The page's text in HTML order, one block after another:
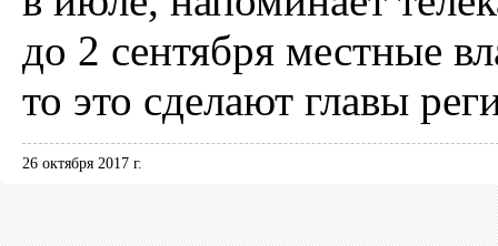
до 2 сентября местные
то это сделают главы
26 октября 2017 г.